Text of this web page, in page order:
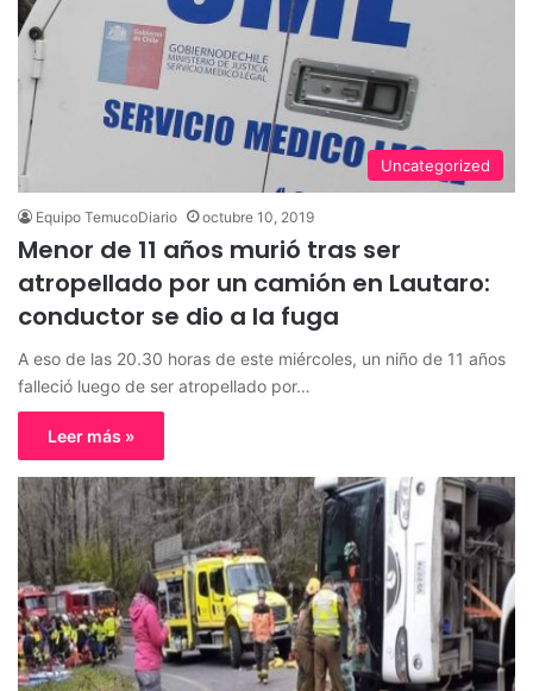
Uncategorized
Equipo TemucoDiario octubre 10, 2019
Menor de 11 años murió tras ser
atropellado por un camión en Lautaro:
conductor se dio a la fuga
A eso de las 20.30 horas de este miércoles, un niño de 11 años
falleció luego de ser atropellado por…
Leer más »